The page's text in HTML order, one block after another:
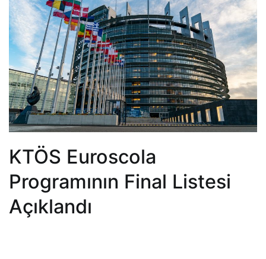
KTÖS Euroscola
Programının Final Listesi
Açıklandı